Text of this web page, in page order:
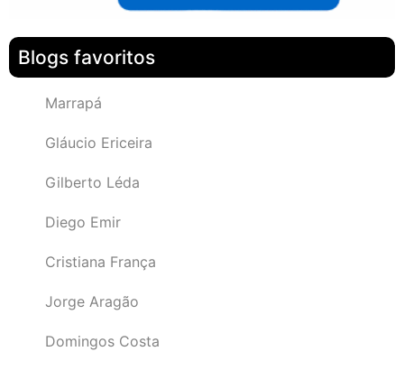
Blogs favoritos
Marrapá
Gláucio Ericeira
Gilberto Léda
Diego Emir
Cristiana França
Jorge Aragão
Domingos Costa